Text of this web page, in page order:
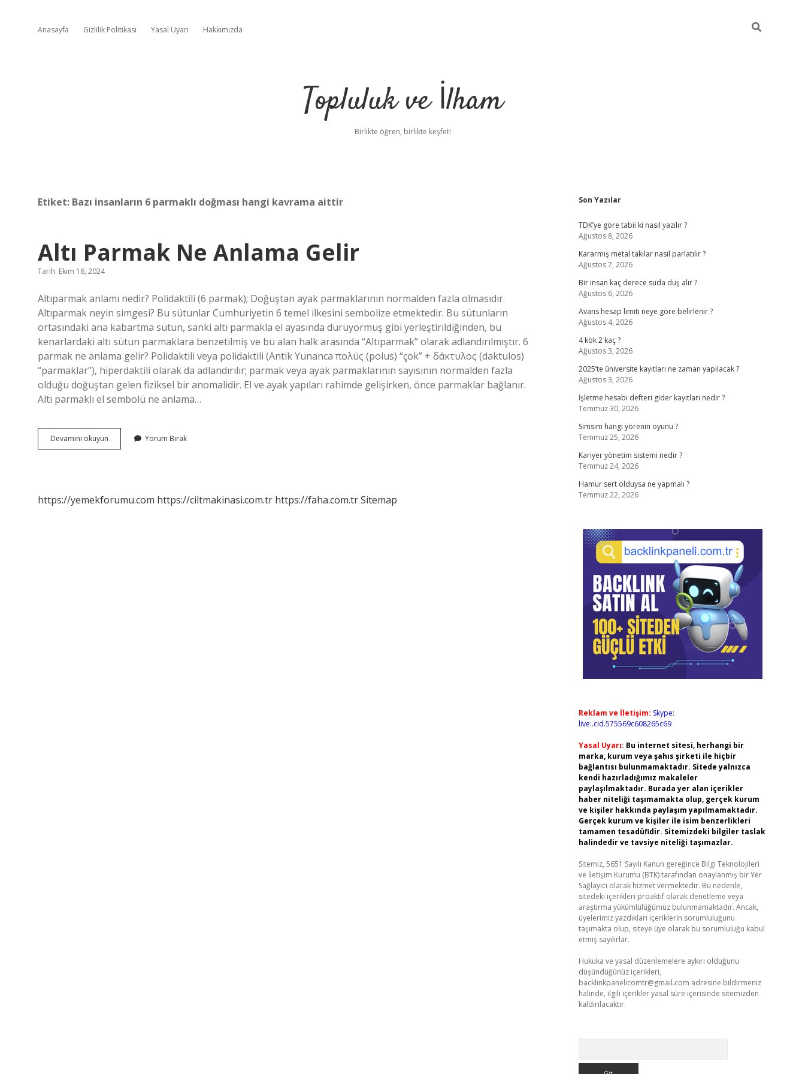
Anasayfa Gizlilik Politikası Yasal Uyarı Hakkımızda
Topluluk ve İlham
Birlikte öğren, birlikte keşfet!
Etiket: Bazı insanların 6 parmaklı doğması hangi kavrama aittir
Altı Parmak Ne Anlama Gelir
Tarih: Ekim 16, 2024
Altıparmak anlamı nedir? Polidaktili (6 parmak); Doğuştan ayak parmaklarının normalden fazla olmasıdır.
Altıparmak neyin simgesi? Bu sütunlar Cumhuriyetin 6 temel ilkesini sembolize etmektedir. Bu sütunların
ortasındaki ana kabartma sütun, sanki altı parmakla el ayasında duruyormuş gibi yerleştirildiğinden, bu
kenarlardaki altı sütun parmaklara benzetilmiş ve bu alan halk arasında “Altıparmak” olarak adlandırılmıştır. 6
parmak ne anlama gelir? Polidaktili veya polidaktili (Antik Yunanca πολύς (polus) “çok” + δάκτυλος (daktulos)
“parmaklar”), hiperdaktili olarak da adlandırılır; parmak veya ayak parmaklarının sayısının normalden fazla
olduğu doğuştan gelen fiziksel bir anomalidir. El ve ayak yapıları rahimde gelişirken, önce parmaklar bağlanır.
Altı parmaklı el sembolü ne anlama…
Devamını okuyun
Parmak
Yorum Bırak
https://yemekforumu.com https://ciltmakinasi.com.tr https://faha.com.trSitemap
Sidebar
Son Yazılar
TDK’ye göre tabii ki nasıl yazılır ?
Ağustos 8, 2026
Kararmış metal takılar nasıl parlatılır ?
Ağustos 7, 2026
Bir insan kaç derece suda duş alır ?
Ağustos 6, 2026
Avans hesap limiti neye göre belirlenir ?
Ağustos 4, 2026
4 kök 2 kaç ?
Ağustos 3, 2026
2025’te üniversite kayıtları ne zaman yapılacak ?
Ağustos 3, 2026
İşletme hesabı defteri gider kayıtları nedir ?
Temmuz 30, 2026
Simsim hangi yörenin oyunu ?
Temmuz 25, 2026
Kariyer yönetim sistemi nedir ?
Temmuz 24, 2026
Hamur sert olduysa ne yapmalı ?
Temmuz 22, 2026
Reklam ve İletişim: Skype:
live:.cid.575569c608265c69
Yasal Uyarı: Bu internet sitesi, herhangi bir
marka, kurum veya şahıs şirketi ile hiçbir
bağlantısı bulunmamaktadır. Sitede yalnızca
kendi hazırladığımız makaleler
paylaşılmaktadır. Burada yer alan içerikler
haber niteliği taşımamakta olup, gerçek kurum
ve kişiler hakkında paylaşım yapılmamaktadır.
Gerçek kurum ve kişiler ile isim benzerlikleri
tamamen tesadüfidir. Sitemizdeki bilgiler taslak
halindedir ve tavsiye niteliği taşımazlar.
Sitemiz, 5651 Sayılı Kanun gereğince Bilgi Teknolojileri
ve İletişim Kurumu (BTK) tarafından onaylanmış bir Yer
Sağlayıcı olarak hizmet vermektedir. Bu nedenle,
sitedeki içerikleri proaktif olarak denetleme veya
araştırma yükümlülüğümüz bulunmamaktadır. Ancak,
üyelerimiz yazdıkları içeriklerin sorumluluğunu
taşımakta olup, siteye üye olarak bu sorumluluğu kabul
etmiş sayılırlar.
Hukuka ve yasal düzenlemelere aykırı olduğunu
düşündüğünüz içerikleri,
backlinkpanelicomtr@gmail.com adresine bildirmeniz
halinde, ilgili içerikler yasal süre içerisinde sitemizden
kaldırılacaktır.